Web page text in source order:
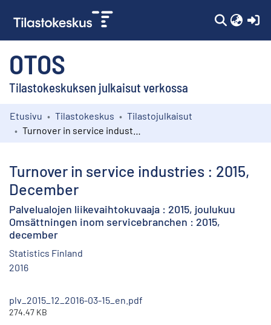
OTOS
Tilastokeskuksen julkaisut verkossa
Kokoelmat
Etusivu Tilastokeskus
Tilastojulkaisut
Turnover in service industries : 2015,
December
Palvelualojen liikevaihtokuvaaja : 2015, joulukuu
Omsättningen inom servicebranchen : 2015,
december
Statistics Finland
2016
plv_2015_12_2016-03-15_en.pdf
274.47 KB